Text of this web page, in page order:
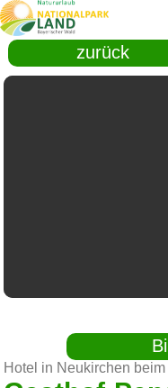
zurück
Hotel in Neukirchen